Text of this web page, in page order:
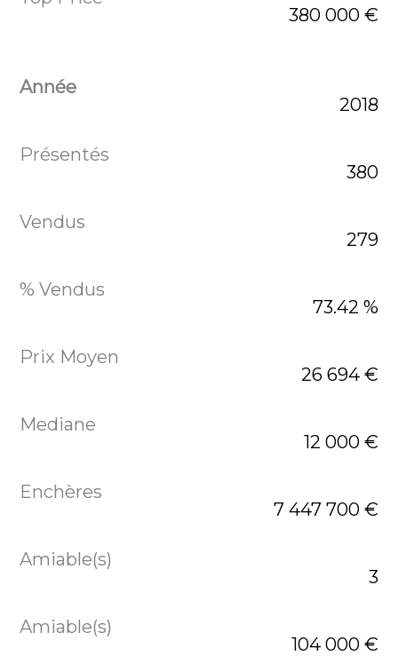
380 000 €
2018
380
279
73.42 %
26 694 €
12 000 €
7 447 700 €
3
104 000 €